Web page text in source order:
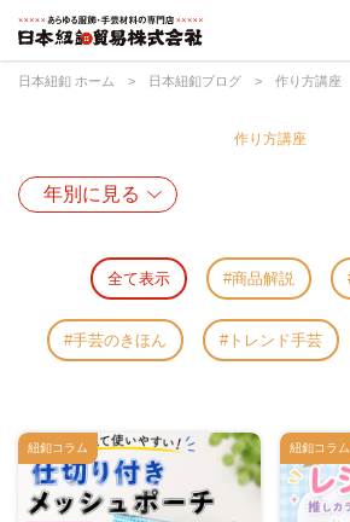
日本紐釦 ホーム > 日本紐釦ブログ > 作り方講座
作り方講座
全て表示 商品解説
手芸のきほん トレンド手芸
紐釦コラム 紐釦コラム